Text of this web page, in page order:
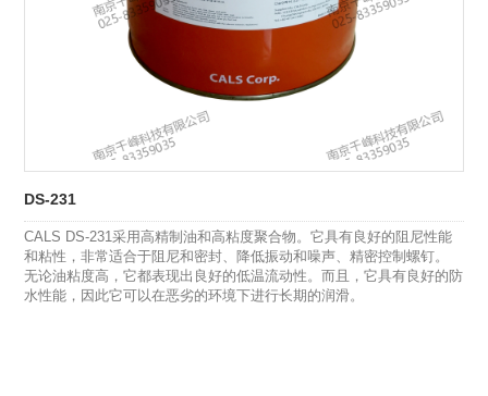
DS-231
CALS DS-231采用高精制油和高粘度聚合物。它具有良好的阻尼性能
和粘性，非常适合于阻尼和密封、降低振动和噪声、精密控制螺钉。
无论油粘度高，它都表现出良好的低温流动性。而且，它具有良好的防
水性能，因此它可以在恶劣的环境下进行长期的润滑。